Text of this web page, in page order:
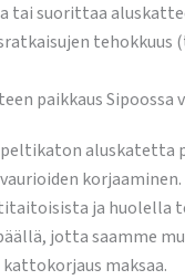
tai suorittaa
tehokkuus
paikkaus
aluskatetta
ja huolella
jotta saamme
maksaa.